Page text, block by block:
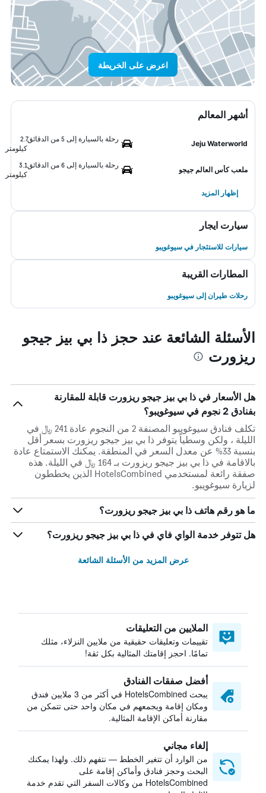
اعرض على الخريطة
أشهر المعالم
Jeju Waterworld
رحلة بالسيارة إلى 5 من الدقائق
2.7
كيلومتر
ملعب كأس العالم جيجو
رحلة بالسيارة إلى 6 من الدقائق
3.1
كيلومتر
إظهار المزيد
سيارت ايجار
سيارات للاستئجار في سيوغويبو
المطارات القريبة
رحلات طيران إلى سيوغويبو
الأسئلة الشائعة عند حجز ذا بي بيز جيجو
ريزورت
هل الأسعار في ذا بي بيز جيجو ريزورت قابلة للمقارنة
بفنادق 2 نجوم في سيوغويبو؟
تكلف فنادق سيوغويبو المصنفة 2 من النجوم عادة 241 ﷼ في
الليلة ، ولكن وسطياً يتوفر ذا بي بيز جيجو ريزورت بسعر أقل
بنسبة 33% عن معدل السعر في المنطقة. يمكنك الاستمتاع عادة
بالاقامة في ذا بي بيز جيجو ريزورت بـ 164 ﷼ في الليلة. هذه
صفقة رائعة لمستخدمي HotelsCombined الذين يخططون
لزيارة سيوغويبو.
ما هو رقم هاتف ذا بي بيز جيجو ريزورت؟
هل تتوفر خدمة الواي فاي في ذا بي بيز جيجو ريزورت؟
عرض المزيد من الأسئلة الشائعة
الملايين من التعليقات
تقييمات وتعليقات حقيقية من ملايين النزلاء، مثلك
تمامًا. احجز إقامتك المثالية بكل ثقة!
أفضل صفقات الفنادق
يبحث HotelsCombined في أكثر من 3 ملايين فندق
ومكان إقامة ويجمعهم في مكان واحد حتى تتمكن من
مقارنة أماكن الإقامة المثالية.
إلغاء مجاني
من الوارد أن تتغير الخطط — نتفهم ذلك. ولهذا يمكنك
البحث وحجز فنادق وأماكن إقامة على
HotelsCombined من وكالات السفر التي تقدم خدمة